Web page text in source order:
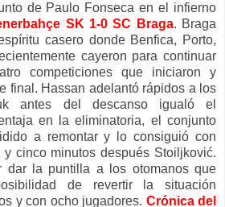
de Paulo Fonseca en el infierno
SK 1-0 SC Braga. Braga
casero donde Benfica, Porto,
cayeron para continuar
competiciones que iniciaron y
final. Hassan adelantó rápidos a los
antes del descanso igualó el
en la eliminatoria, el conjunto
a remontar y lo consiguió con
cinco minutos después Stoiljković.
dar la puntilla a los otomanos que
de revertir la situación
y con ocho jugadores. Crónica del